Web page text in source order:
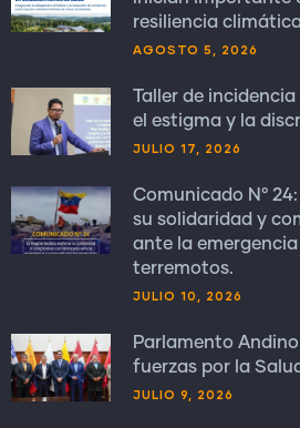
resiliencia
AGOSTO 5, 2026
Taller de
el estigma y la
JULIO 17, 2026
Comunicado N°
su solidaridad y
ante la
terremotos.
JULIO 10, 2026
Parlamento
fuerzas por la
JULIO 9, 2026